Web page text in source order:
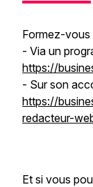
Formez-vous
- Via un
https://
- Sur son
https://
redacteur-
Et si vous